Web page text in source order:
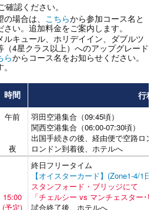
確認ください。
場合は、
こちらから参加コース名と
い。追加料金をご案内します。
ルキュール、ホリデイイン、ダブルツ
（4星クラス以上）へのアップグレード
らからコース名をお知らせください。
時間 行程
午前
夜
羽田空港集合（09:45頃）
関西空港集合（06:00-07:30頃）
出国手続きの後、経由便で空路ロ
ロンドン到着後、ホテルへ
15:00
(予定)
終日フリータイム
【オイスターカード】(Zone1-4/1
スタンフォード・ブリッジにて
「チェルシー vs マンチェスター･
試合終了後、ホテルへ